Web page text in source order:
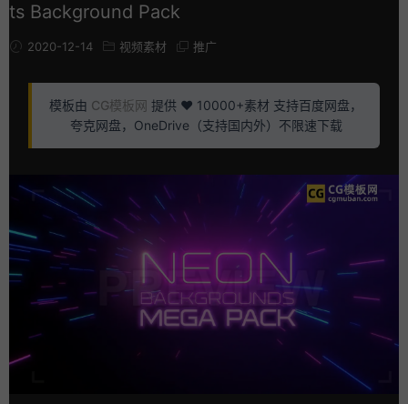
ts Background Pack
2020-12-14 视频素材 推广
模板由 CG模板网 提供 ❤️ 10000+素材 支持百度网盘，
夸克网盘，OneDrive（支持国内外）不限速下载